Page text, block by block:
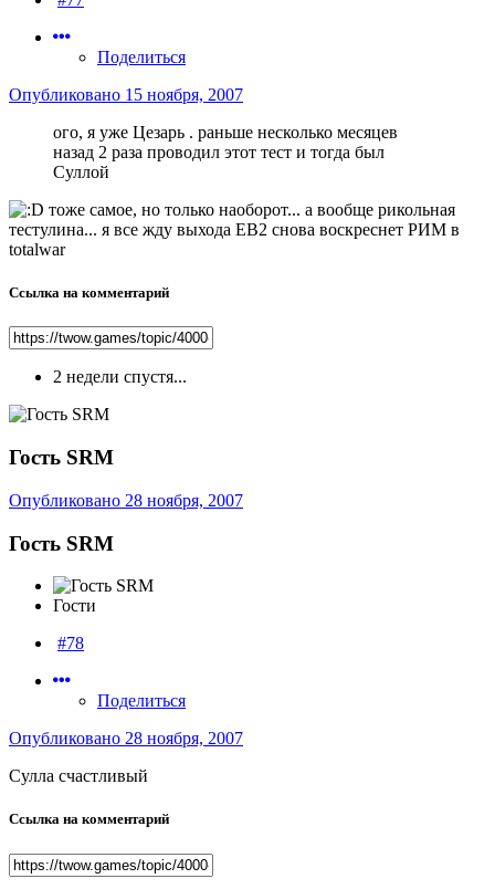
Поделиться
Опубликовано 15 ноября, 2007
ого, я уже Цезарь . раньше несколько месяцев
назад 2 раза проводил этот тест и тогда был
Суллой
тоже самое, но только наоборот... а вообще рикольная
тестулина... я все жду выхода EB2 снова воскреснет РИМ в
totalwar
Ссылка на комментарий
2 недели спустя...
Гость SRM
Опубликовано 28 ноября, 2007
Гость SRM
Гости
#78
Поделиться
Опубликовано 28 ноября, 2007
Сулла счастливый
Ссылка на комментарий